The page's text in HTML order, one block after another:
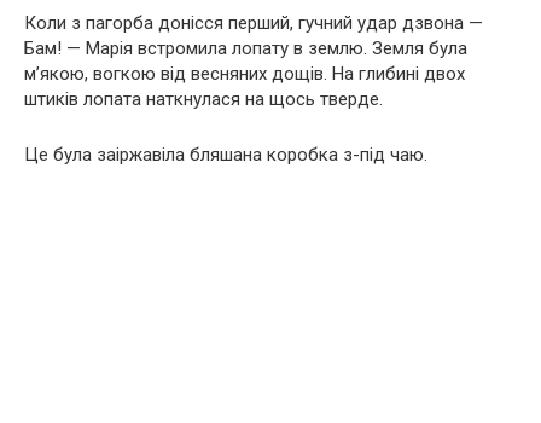
Коли з пагорба донісся перший, гучний удар дзвона —
Бам! — Марія встромила лопату в землю. Земля була
м’якою, вогкою від весняних дощів. На глибині двох
штиків лопата наткнулася на щось тверде.
Це була заіржавіла бляшана коробка з-під чаю.